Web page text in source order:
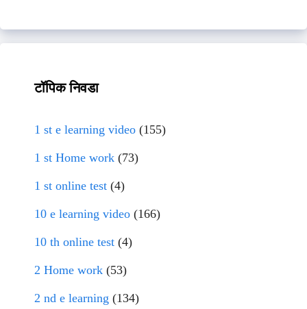
टॉपिक निवडा
1 st e learning video (155)
1 st Home work (73)
1 st online test (4)
10 e learning video (166)
10 th online test (4)
2 Home work (53)
2 nd e learning (134)